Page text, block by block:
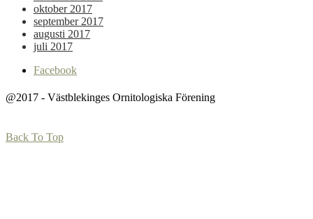
oktober 2017
september 2017
augusti 2017
juli 2017
Facebook
@2017 - Västblekinges Ornitologiska Förening
Back To Top